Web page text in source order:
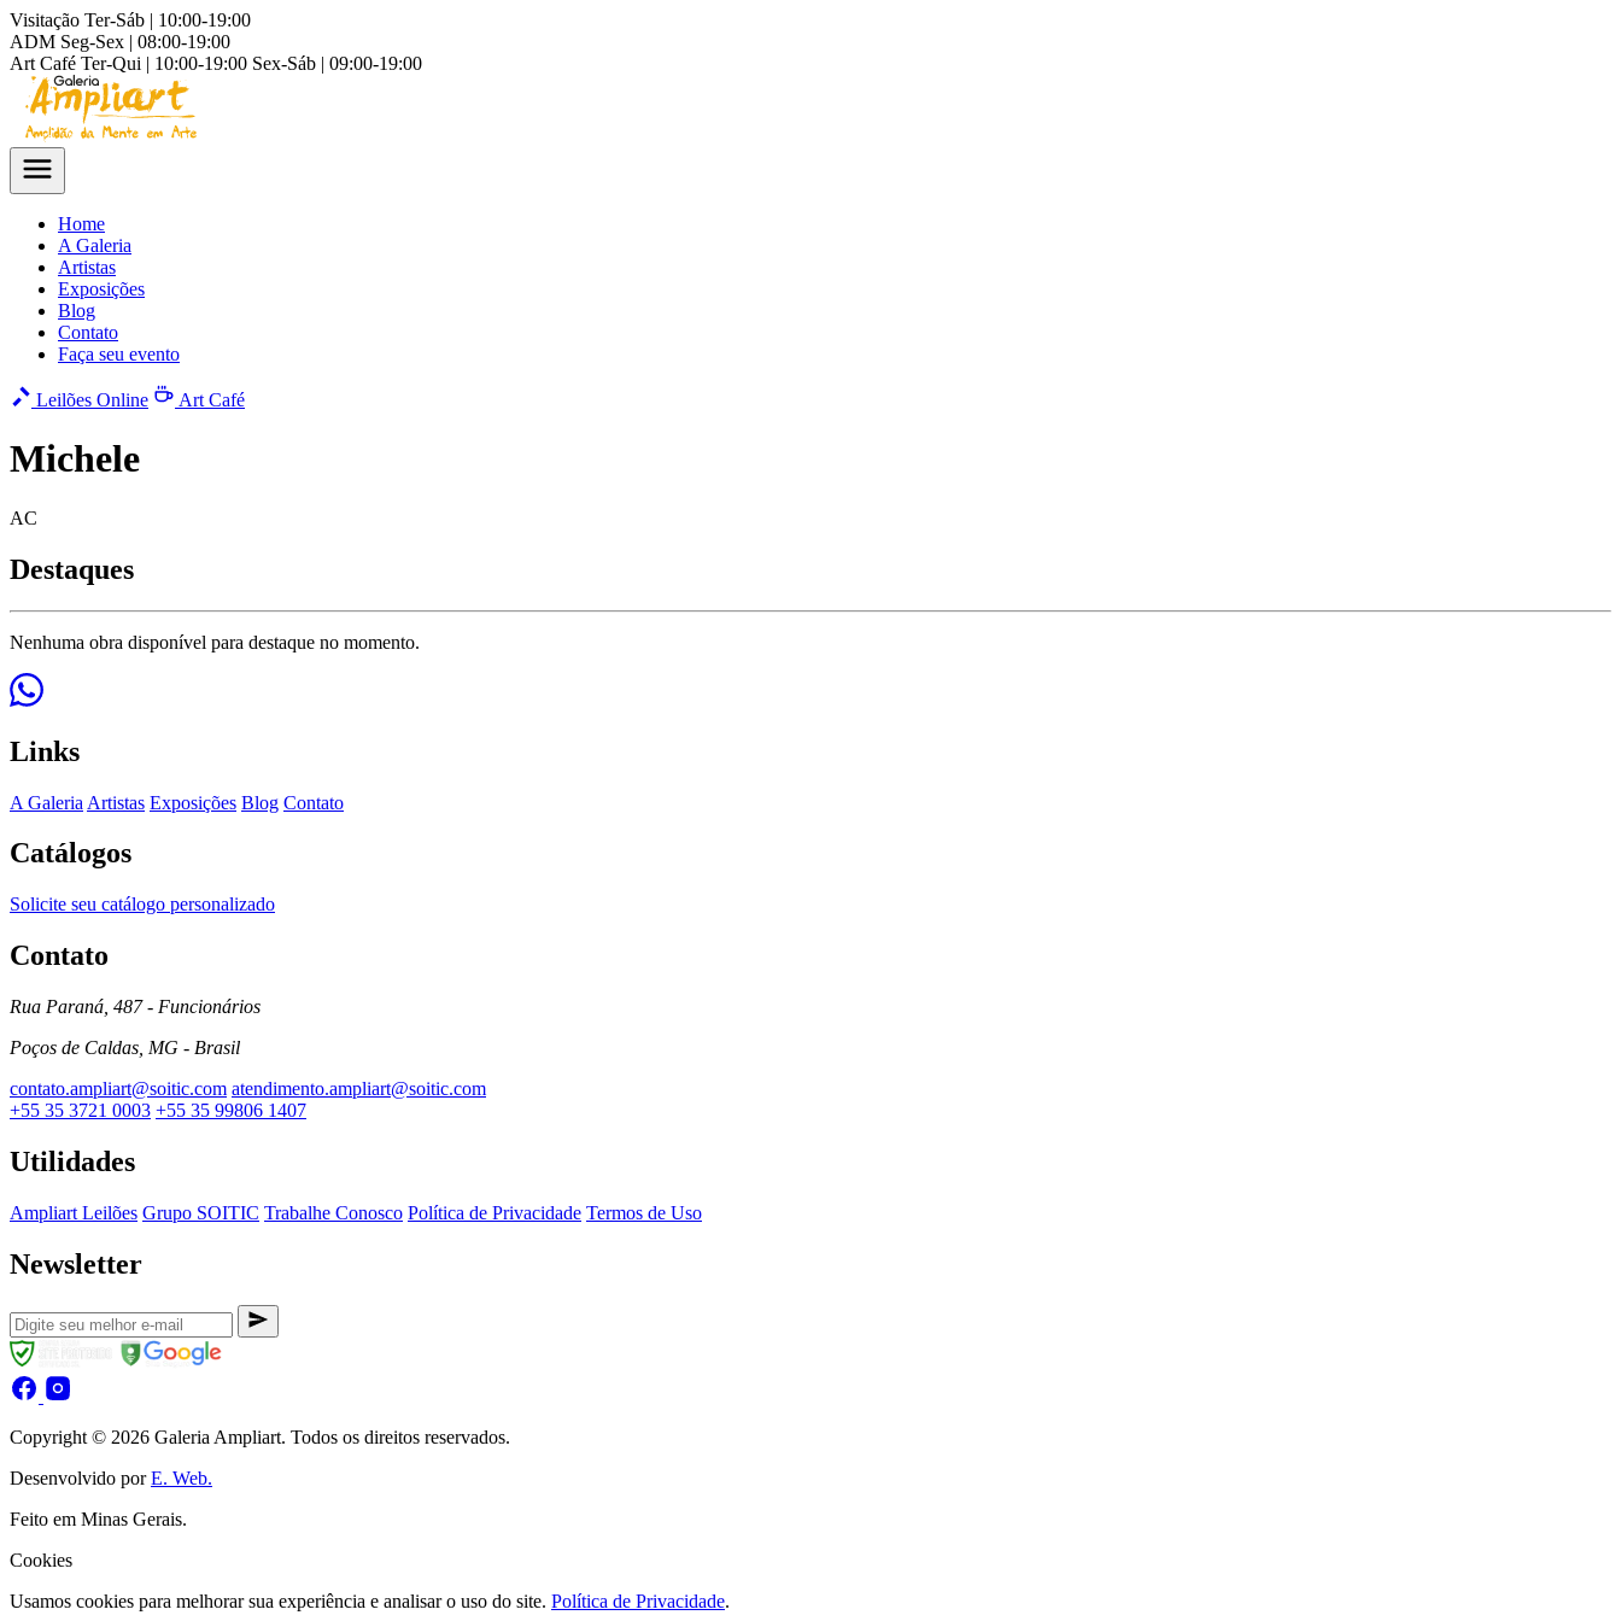
Visitação Ter-Sáb | 10:00-19:00
ADM Seg-Sex | 08:00-19:00
Art Café Ter-Qui | 10:00-19:00 Sex-Sáb | 09:00-19:00
Home
A Galeria
Artistas
Exposições
Blog
Contato
Faça seu evento
Leilões Online Art Café
Michele
AC
Destaques
Nenhuma obra disponível para destaque no momento.
Links
A Galeria Artistas Exposições Blog Contato
Catálogos
Solicite seu catálogo personalizado
Contato
Rua Paraná, 487 - Funcionários
Poços de Caldas, MG - Brasil
contato.ampliart@soitic.com atendimento.ampliart@soitic.com
+55 35 3721 0003 +55 35 99806 1407
Utilidades
Ampliart Leilões Grupo SOITIC Trabalhe Conosco Política de Privacidade Termos de Uso
Newsletter
Copyright © 2026 Galeria Ampliart. Todos os direitos reservados.
Desenvolvido porE. Web.
Feito em Minas Gerais.
Cookies
Usamos cookies para melhorar sua experiência e analisar o uso do site. Política de Privacidade.